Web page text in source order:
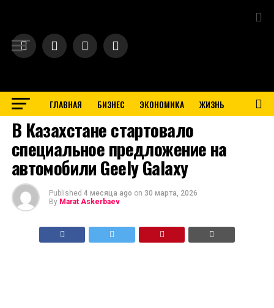
ГЛАВНАЯ БИЗНЕС ЭКОНОМИКА ЖИЗНЬ
BUSINESS
В Казахстане стартовало
специальное предложение на
автомобили Geely Galaxy
Published 4 месяца ago on 30 марта, 2026
By Marat Askerbaev